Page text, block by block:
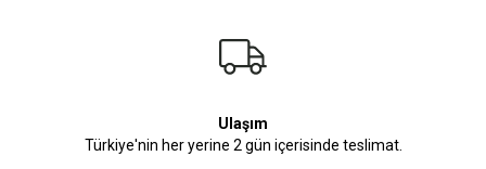
Ulaşım
Türkiye'nin her yerine 2 gün içerisinde teslimat.